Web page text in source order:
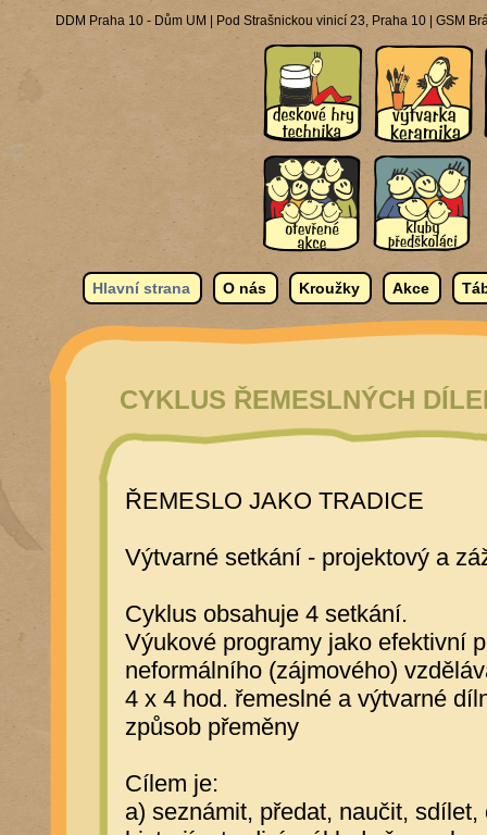
DDM Praha 10 - Dům UM | Pod Strašnickou vinicí 23, Praha 10 | GSM
Hlavní strana O nás Kroužky Akce
CYKLUS ŘEMESLNÝCH
ŘEMESLO JAKO TRADICE
Výtvarné setkání - projektový a
Cyklus obsahuje 4 setkání.
Výukové programy jako efektivní
neformálního (zájmového)
4 x 4 hod. řemeslné a výtvarné
způsob přeměny
Cílem je:
a) seznámit, předat, naučit,